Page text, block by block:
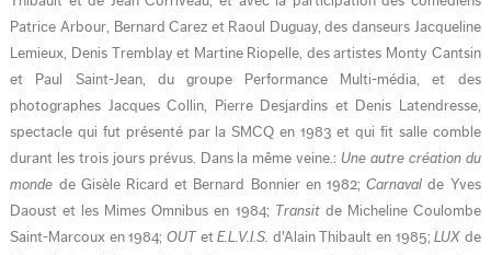
Patrice Arbour, Bernard Carez et Raoul Duguay, des danseurs Jacqueline
Lemieux, Denis Tremblay et Martine Riopelle, des artistes Monty Cantsin
et Paul Saint-Jean, du groupe Performance Multi-média, et des
photographes Jacques Collin, Pierre Desjardins et Denis Latendresse,
spectacle qui fut présenté par la SMCQ en 1983 et qui fit salle comble
durant les trois jours prévus. Dans la même veine.:Une autre création du
monde de Gisèle Ricard et Bernard Bonnier en 1982;Carnaval de Yves
Daoust et les Mimes Omnibus en 1984; Transitde Micheline Coulombe
Saint-Marcoux en 1984;OUT etE.L.V.I.S. d'Alain Thibault en 1985;LUX de